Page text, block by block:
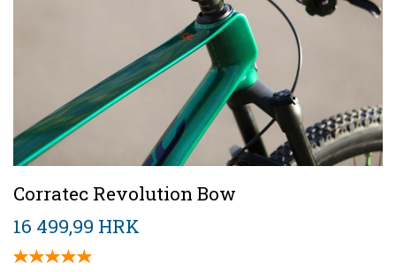
Corratec Revolution Bow
16 499,99 HRK